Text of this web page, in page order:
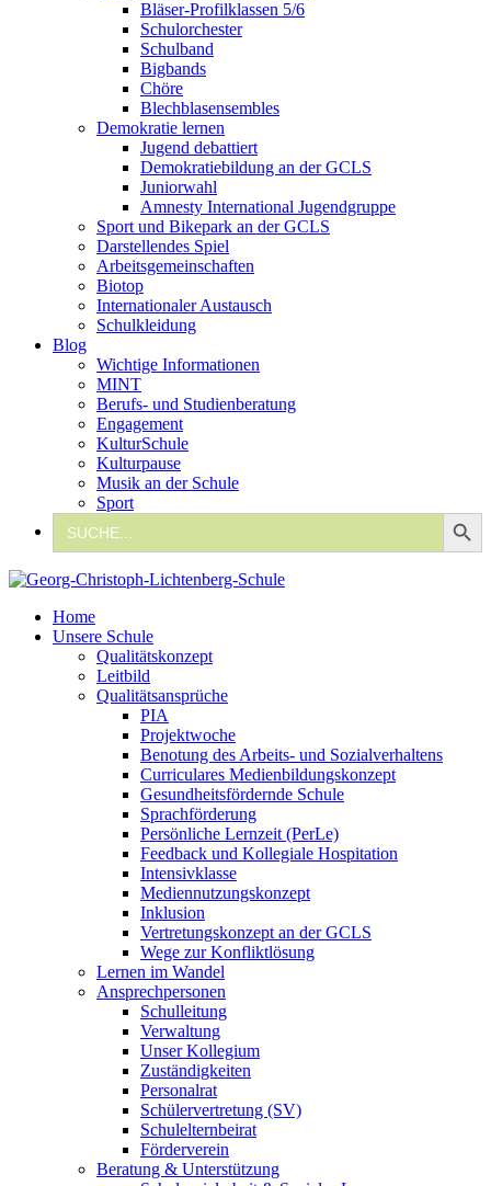
Bläser-Profilklassen 5/6
Schulorchester
Schulband
Bigbands
Chöre
Blechblasensembles
Demokratie lernen
Jugend debattiert
Demokratiebildung an der GCLS
Juniorwahl
Amnesty International Jugendgruppe
Sport und Bikepark an der GCLS
Darstellendes Spiel
Arbeitsgemeinschaften
Biotop
Internationaler Austausch
Schulkleidung
Blog
Wichtige Informationen
MINT
Berufs- und Studienberatung
Engagement
KulturSchule
Kulturpause
Musik an der Schule
Sport
Search
for:
Search Button
Home
Unsere Schule
Qualitätskonzept
Leitbild
Qualitätsansprüche
PIA
Projektwoche
Benotung des Arbeits- und Sozialverhaltens
Curriculares Medienbildungskonzept
Gesundheitsfördernde Schule
Sprachförderung
Persönliche Lernzeit (PerLe)
Feedback und Kollegiale Hospitation
Intensivklasse
Mediennutzungskonzept
Inklusion
Vertretungskonzept an der GCLS
Wege zur Konfliktlösung
Lernen im Wandel
Ansprechpersonen
Schulleitung
Verwaltung
Unser Kollegium
Zuständigkeiten
Personalrat
Schülervertretung (SV)
Schulelternbeirat
Förderverein
Beratung & Unterstützung